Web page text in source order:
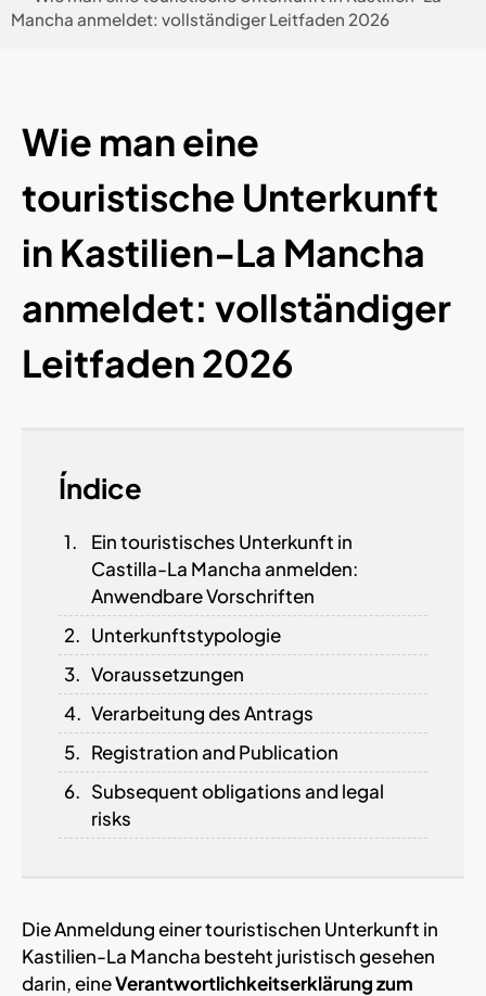
Mancha anmeldet: vollständiger Leitfaden 2026
Wie man eine
touristische Unterkunft
in Kastilien-La Mancha
anmeldet: vollständiger
Leitfaden 2026
Índice
Ein touristisches Unterkunft in
Castilla-La Mancha anmelden:
Anwendbare Vorschriften
Unterkunftstypologie
Voraussetzungen
Verarbeitung des Antrags
Registration and Publication
Subsequent obligations and legal
risks
Die Anmeldung einer touristischen Unterkunft in
Kastilien-La Mancha besteht juristisch gesehen
darin, eineVerantwortlichkeitserklärung zum